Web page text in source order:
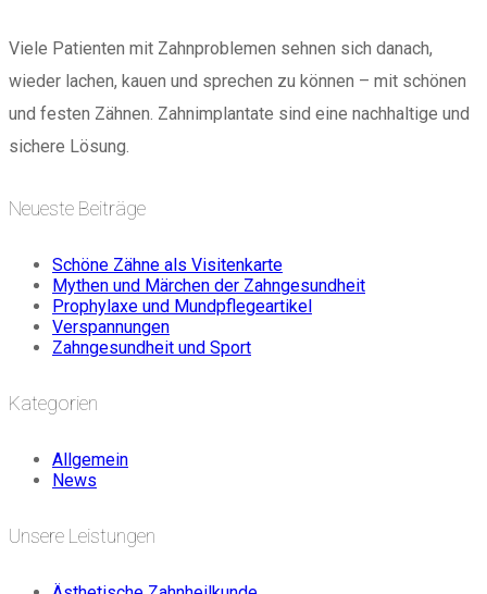
Viele Patienten mit Zahnproblemen sehnen sich danach,
wieder lachen, kauen und sprechen zu können – mit schönen
und festen Zähnen. Zahnimplantate sind eine nachhaltige und
sichere Lösung.
Neueste Beiträge
Schöne Zähne als Visitenkarte
Mythen und Märchen der Zahngesundheit
Prophylaxe und Mundpflegeartikel
Verspannungen
Zahngesundheit und Sport
Kategorien
Allgemein
News
Unsere Leistungen